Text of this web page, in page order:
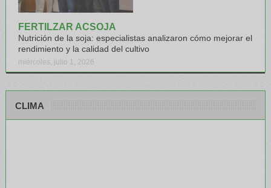
FERTILZAR ACSOJA
Nutrición de la soja: especialistas analizaron cómo mejorar el
rendimiento y la calidad del cultivo
miércoles, julio 1, 2026
CLIMA